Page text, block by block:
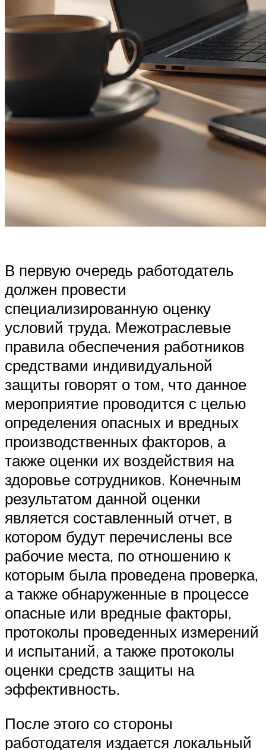
В первую очередь работодатель
должен провести
специализированную оценку
условий труда. Межотраслевые
правила обеспечения работников
средствами индивидуальной
защиты говорят о том, что данное
мероприятие проводится с целью
определения опасных и вредных
производственных факторов, а
также оценки их воздействия на
здоровье сотрудников. Конечным
результатом данной оценки
является составленный отчет, в
котором будут перечислены все
рабочие места, по отношению к
которым была проведена проверка,
а также обнаруженные в процессе
опасные или вредные факторы,
протоколы проведенных измерений
и испытаний, а также протоколы
оценки средств защиты на
эффективность.
После этого со стороны
работодателя издается локальный